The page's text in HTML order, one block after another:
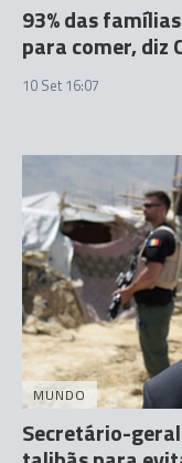
93% das
para comer, diz
10 Set 16:07
MUNDO
Secretário-